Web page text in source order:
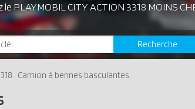
DE FANS EXPOSITIONS PLAYMOBIL
LES PLAYMOBIL LES PLUS CHERS
le PLAYMOBIL CITY ACTION 3318 MOINS
Recherche
: Camion à bennes basculantes